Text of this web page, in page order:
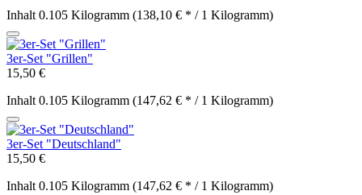
Inhalt 0.105 Kilogramm (138,10 € * / 1 Kilogramm)
3er-Set "Grillen"
15,50 €
Inhalt 0.105 Kilogramm (147,62 € * / 1 Kilogramm)
3er-Set "Deutschland"
15,50 €
Inhalt 0.105 Kilogramm (147,62 € * / 1 Kilogramm)